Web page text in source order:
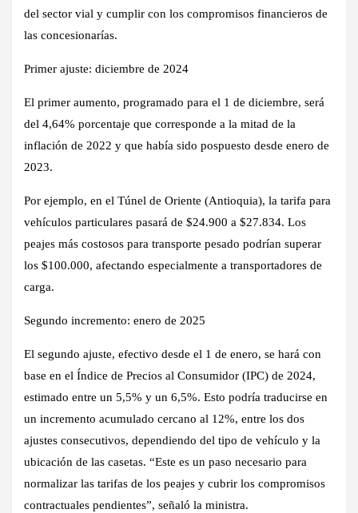
del sector vial y cumplir con los compromisos financieros de
las concesionarías.
Primer ajuste: diciembre de 2024
El primer aumento, programado para el 1 de diciembre, será
del 4,64% porcentaje que corresponde a la mitad de la
inflación de 2022 y que había sido pospuesto desde enero de
2023.
Por ejemplo, en el Túnel de Oriente (Antioquia), la tarifa para
vehículos particulares pasará de $24.900 a $27.834. Los
peajes más costosos para transporte pesado podrían superar
los $100.000, afectando especialmente a transportadores de
carga.
Segundo incremento: enero de 2025
El segundo ajuste, efectivo desde el 1 de enero, se hará con
base en el Índice de Precios al Consumidor (IPC) de 2024,
estimado entre un 5,5% y un 6,5%. Esto podría traducirse en
un incremento acumulado cercano al 12%, entre los dos
ajustes consecutivos, dependiendo del tipo de vehículo y la
ubicación de las casetas. “Este es un paso necesario para
normalizar las tarifas de los peajes y cubrir los compromisos
contractuales pendientes”, señaló la ministra.